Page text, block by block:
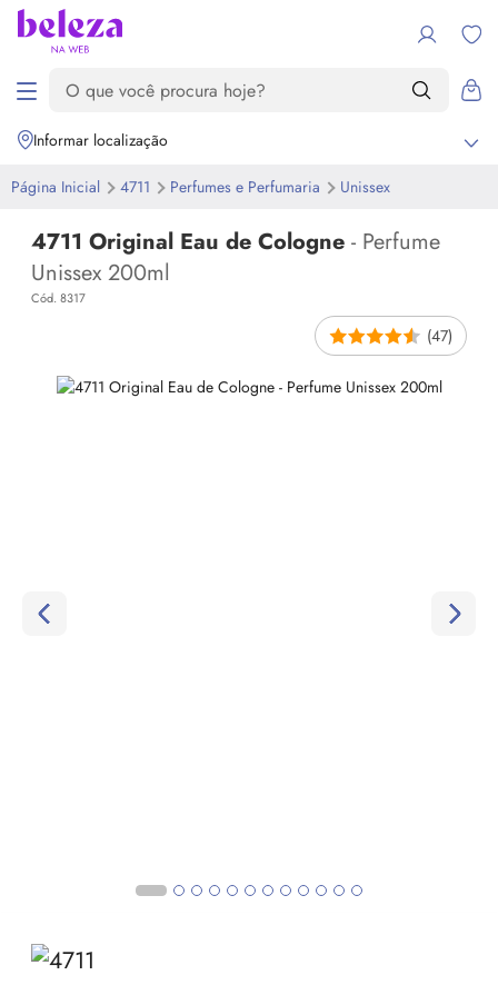
Informar localização
Página Inicial 4711 Perfumes e Perfumaria Unissex
4711 Original Eau de Cologne - Perfume
Unissex 200ml
Cód. 8317
(47)